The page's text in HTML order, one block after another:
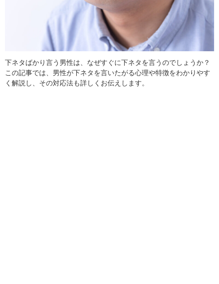
下ネタばかり言う男性は、なぜすぐに下ネタを言うのでしょうか？
この記事では、男性が下ネタを言いたがる心理や特徴をわかりやす
く解説し、その対応法も詳しくお伝えします。